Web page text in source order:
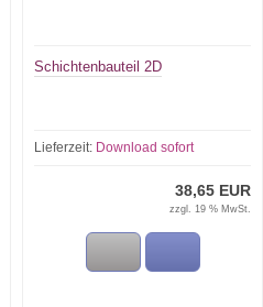
Schichtenbauteil 2D
Lieferzeit: Download sofort
38,65 EUR
zzgl. 19 % MwSt.